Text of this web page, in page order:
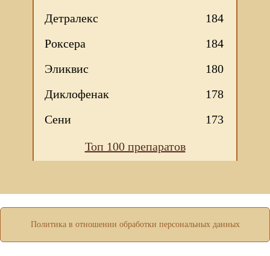
Детралекс
184
Роксера
184
Эликвис
180
Диклофенак
178
Сени
173
Топ 100 препаратов
Политика в отношении обработки персональных данных
Мы используем файлы Сookie для корректной работы
использование файлов cookie. Если нет, то отключите
ХОРОШО